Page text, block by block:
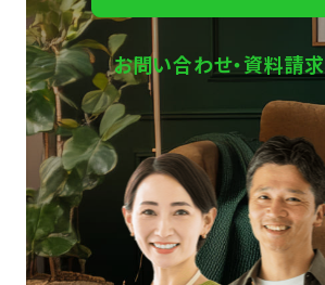
お問い合わせ・資料請求